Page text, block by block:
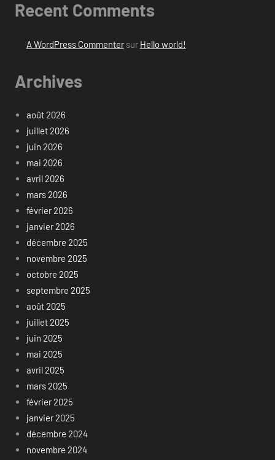
Recent Comments
A WordPress Commentersur Hello world!
Archives
août 2026
juillet 2026
juin 2026
mai 2026
avril 2026
mars 2026
février 2026
janvier 2026
décembre 2025
novembre 2025
octobre 2025
septembre 2025
août 2025
juillet 2025
juin 2025
mai 2025
avril 2025
mars 2025
février 2025
janvier 2025
décembre 2024
novembre 2024